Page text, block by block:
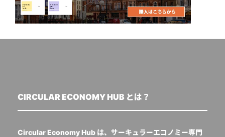
CIRCULAR ECONOMY HUB とは？
Circular Economy Hub は、サーキュラーエコノミー専門